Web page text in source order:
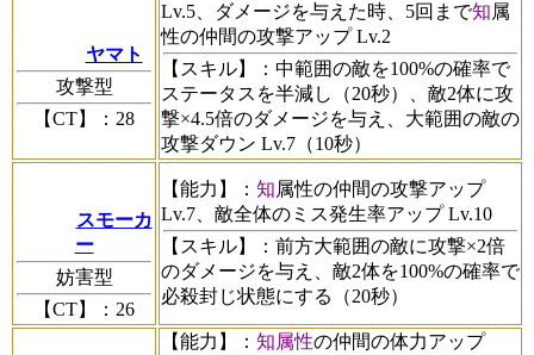
ヤマト
攻撃型
【CT】
：28
Lv.5、ダメージを与えた時、5回まで知属
性の仲間の攻撃アップ Lv.2
【スキル】
：中範囲の敵を100%の確率で
ステータスを半減し（20秒）、敵2体に攻
撃×4.5倍のダメージを与え、大範囲の敵の
攻撃ダウン Lv.7（10秒）
スモーカ
ー
妨害型
【CT】
：26
【能力】 ： 知属性の仲間の攻撃アップ
Lv.7、敵全体のミス発生率アップ Lv.10
【スキル】
：前方大範囲の敵に攻撃×2倍
のダメージを与え、敵2体を100%の確率で
必殺封じ状態にする（20秒）
【能力】 ： 知属性の仲間の体力アップ